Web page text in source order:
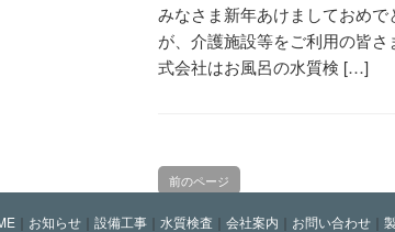
みなさま新年あけましておめ
が、介護施設等をご利用の皆
式会社はお風呂の水質検 […]
前のページ
｜ お知らせ ｜ 設備工事 ｜ 水質検査 ｜ 会社案内 ｜ お問い合わせ ｜